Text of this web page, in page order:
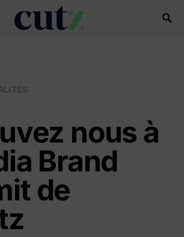
nous à
Brand
de